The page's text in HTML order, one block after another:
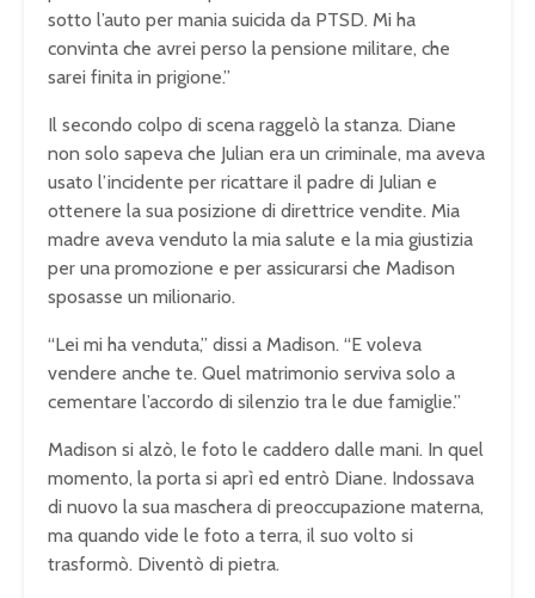
sotto l’auto per mania suicida da PTSD. Mi ha
convinta che avrei perso la pensione militare, che
sarei finita in prigione.”
Il secondo colpo di scena raggelò la stanza. Diane
non solo sapeva che Julian era un criminale, ma aveva
usato l’incidente per ricattare il padre di Julian e
ottenere la sua posizione di direttrice vendite. Mia
madre aveva venduto la mia salute e la mia giustizia
per una promozione e per assicurarsi che Madison
sposasse un milionario.
“Lei mi ha venduta,” dissi a Madison. “E voleva
vendere anche te. Quel matrimonio serviva solo a
cementare l’accordo di silenzio tra le due famiglie.”
Madison si alzò, le foto le caddero dalle mani. In quel
momento, la porta si aprì ed entrò Diane. Indossava
di nuovo la sua maschera di preoccupazione materna,
ma quando vide le foto a terra, il suo volto si
trasformò. Diventò di pietra.